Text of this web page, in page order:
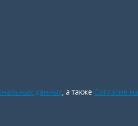
данных, а также Согласие